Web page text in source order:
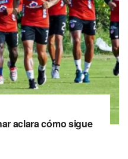
aclara cómo sigue